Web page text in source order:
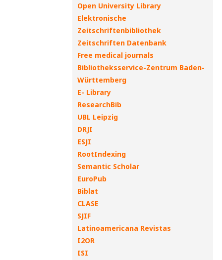
Open University Library
Elektronische
Zeitschriftenbibliothek
Zeitschriften Datenbank
Free medical journals
Bibliotheksservice-Zentrum Baden-
Württemberg
E- Library
ResearchBib
UBL Leipzig
DRJI
ESJI
RootIndexing
Semantic Scholar
EuroPub
Biblat
CLASE
SJIF
Latinoamericana Revistas
I2OR
ISI